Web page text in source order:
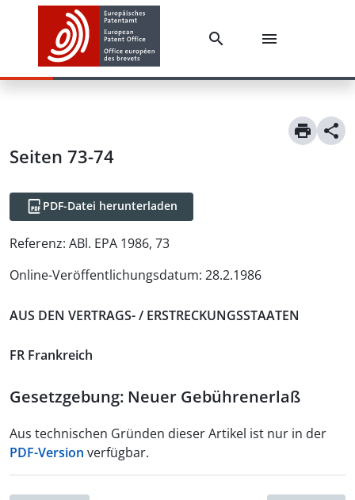
Seiten 73-74
PDF-Datei herunterladen
Referenz: ABl. EPA 1986, 73
Online-Veröffentlichungsdatum: 28.2.1986
AUS DEN VERTRAGS- / ERSTRECKUNGSSTAATEN
FR Frankreich
Gesetzgebung: Neuer Gebührenerlaß
Aus technischen Gründen dieser Artikel ist nur in der
PDF-Version verfügbar.